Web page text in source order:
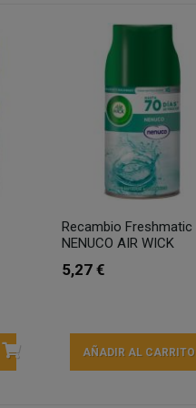
Recambio Freshmatic
NENUCO AIR WICK
5,27 €
AÑADIR AL CARRITO